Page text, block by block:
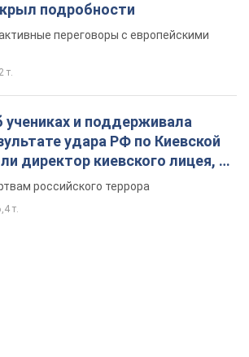
подробности
переговоры с европейскими
т.
учениках и поддерживала
удара РФ по Киевской
директор киевского лицея, её
российского террора
т.